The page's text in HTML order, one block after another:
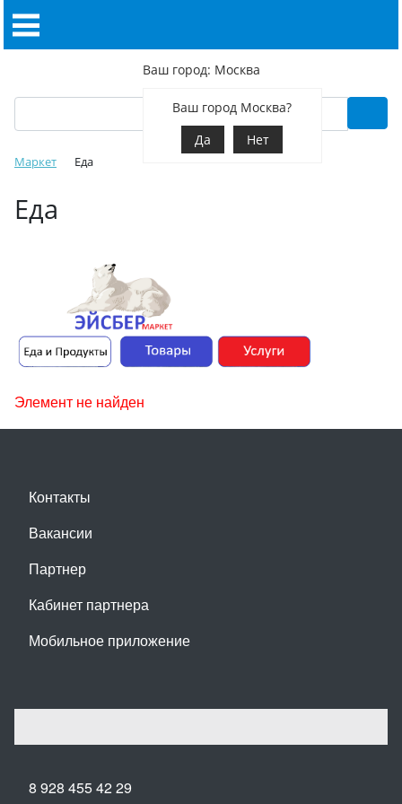
Ваш город: Москва
Ваш город Москва?
Да
Нет
Маркет Еда
Еда
Элемент не найден
Контакты
Вакансии
Партнер
Кабинет партнера
Мобильное приложение
8 928 455 42 29